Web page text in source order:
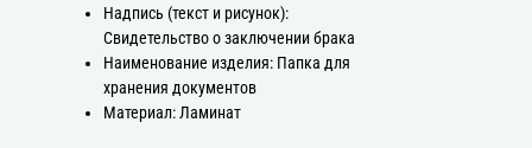
Надпись (текст и рисунок):
Свидетельство о заключении брака
Наименование изделия: Папка для
хранения документов
Материал: Ламинат